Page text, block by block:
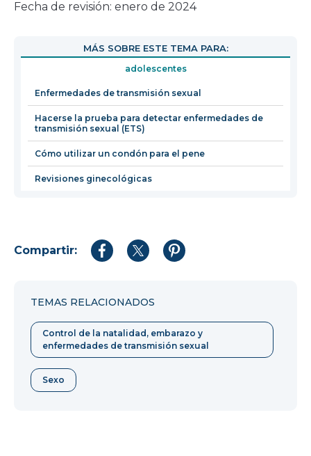
en
ventana
Fecha de revisión: enero de 2024
MÁS SOBRE ESTE TEMA PARA:
adolescentes
Enfermedades de transmisión sexual
Hacerse la prueba para detectar enfermedades de
transmisión sexual (ETS)
Cómo utilizar un condón para el pene
Revisiones ginecológicas
Compartir:
CompartirCompartirCompartir
TEMAS RELACIONADOS
Control de la natalidad, embarazo y
enfermedades de transmisión sexual
Sexo